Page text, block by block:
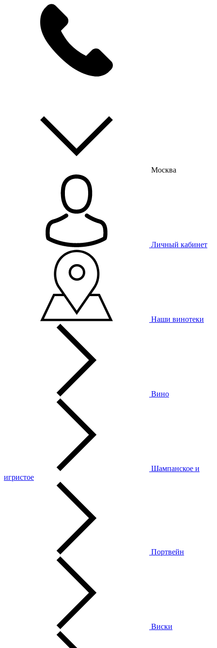
Москва
Личный кабинет
Наши винотеки
Вино
Шампанское и
игристое
Портвейн
Виски